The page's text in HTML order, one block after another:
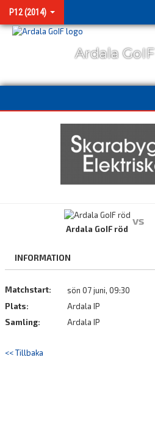
P12 (2014)
Ardala GoIF
KONTAKT
Ardala GoIF röd
vs
INFORMATION
Matchstart:
sön 07 juni, 09:30
Plats:
Ardala IP
Samling:
Ardala IP
<< Tillbaka